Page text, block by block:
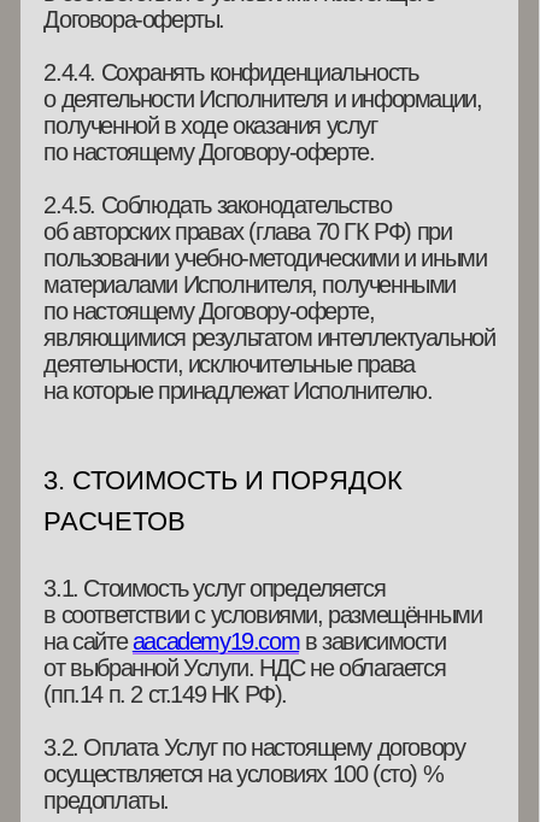
вручении.
урегулированные путем переговоров,
подлежат разрешению в соответствии с
законодательством РФ.
6.1. Стороны обязуются соблюдать
положения Федерального закона
от 27.07.2006 г. № 152-ФЗ «О персональных
данных», не передавать третьим лицам
информацию, ставшую известной
им в процессе выполнения обязательств
по настоящему Договору. Соглашаясь
с Договором-офертой, Заказчик даёт согласие
на обработку предоставленных
им персональных данных. Под
числе, но не ограничиваясь: его фамилия,
имя, контактные данные (адрес электронной
для надлежащего оказания Услуг.
необходимости оформления возврата ранее
уплаченных денежных средств Заказчик
связывается с Исполнителем посредством
электронной почты по адресу
aacademy19@gmail.com Получение
запроса на возврат будет подтверждено
email-сообщением по адресу, указанному при
6.3. Для отказа от Услуги Заказчик обязуется
сообщить Исполнителю, одним
из вышеуказанных способов, следующие
данные: